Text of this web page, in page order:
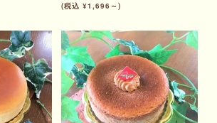
(税込 ¥1,696～)